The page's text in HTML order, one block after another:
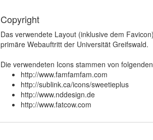
Copyright
Das verwendete Layout (inklusive dem
primäre Webauftritt der Universität Greifswald.
Die verwendeten Icons stammen von
http://www.famfamfam.com
http://sublink.ca/icons/sweetieplus
http://www.nddesign.de
http://www.fatcow.com